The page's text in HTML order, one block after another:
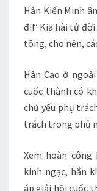
Hàn Kiến Minh
đi!” Kia hài tử
tông, cho nên,
Hàn Cao ở
cuốc thành có
chủ yếu phụ
trách trong phủ
Xem hoàn
kinh ngạc, hắn
áp giải hồi cuốc